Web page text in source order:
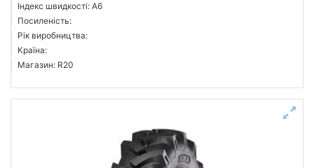
Індекс швидкості: A6
Посиленість:
Рік виробництва:
Країна:
Магазин: R20